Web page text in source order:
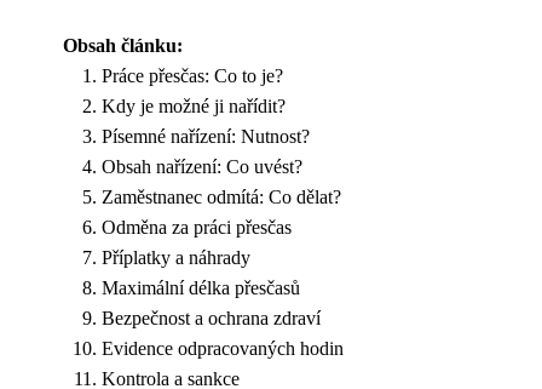
Obsah článku:
Práce přesčas: Co to je?
Kdy je možné ji nařídit?
Písemné nařízení: Nutnost?
Obsah nařízení: Co uvést?
Zaměstnanec odmítá: Co dělat?
Odměna za práci přesčas
Příplatky a náhrady
Maximální délka přesčasů
Bezpečnost a ochrana zdraví
Evidence odpracovaných hodin
Kontrola a sankce